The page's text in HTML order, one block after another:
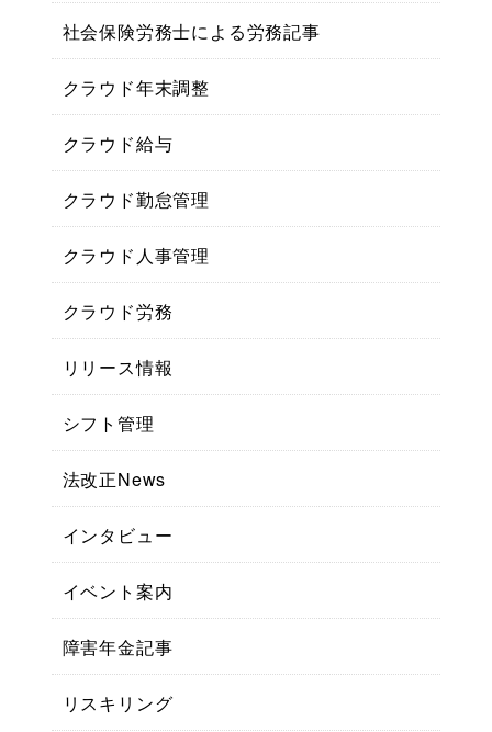
社会保険労務士による労務記事
クラウド年末調整
クラウド給与
クラウド勤怠管理
クラウド人事管理
クラウド労務
リリース情報
シフト管理
法改正News
インタビュー
イベント案内
障害年金記事
リスキリング